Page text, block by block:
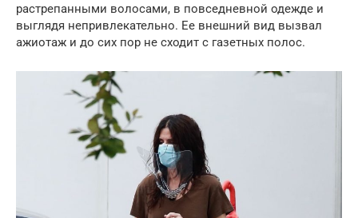
растрепанными волосами, в повседневной одежде и
выглядя непривлекательно. Ее внешний вид вызвал
ажиотаж и до сих пор не сходит с газетных полос.